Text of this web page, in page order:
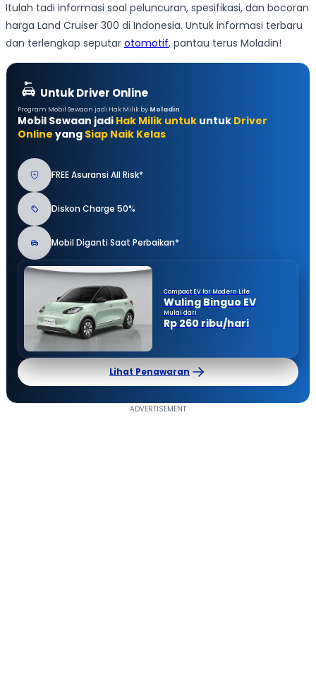
Itulah tadi informasi soal peluncuran, spesifikasi, dan bocoran
harga Land Cruiser 300 di Indonesia. Untuk informasi terbaru
dan terlengkap seputar otomotif, pantau terus Moladin!
Untuk Driver Online
Program Mobil Sewaan jadi Hak Milik by Moladin
Mobil Sewaan jadi Hak Milik untuk untuk Driver
Online yang Siap Naik Kelas
FREE Asuransi All Risk*
Diskon Charge 50%
Mobil Diganti Saat Perbaikan*
Compact EV for Modern Life
Wuling Binguo EV
Mulai dari
Rp 260 ribu/hari
Lihat Penawaran